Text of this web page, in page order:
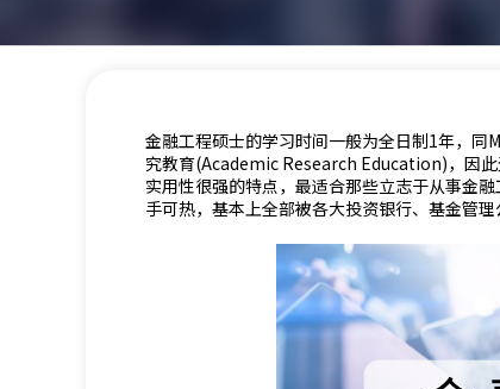
金融工程硕士的学习时间一般为全日制1年，
究教育(Academic Research Education)，因
实用性很强的特点，最适合那些立志于从事金
手可热，基本上全部被各大投资银行、基金管